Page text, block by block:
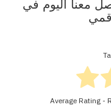
Average Rating -